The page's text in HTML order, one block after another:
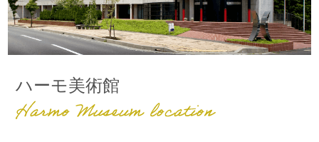
ハーモ美術館